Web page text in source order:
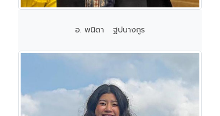
อ. พนิดา ฐปนางกูร